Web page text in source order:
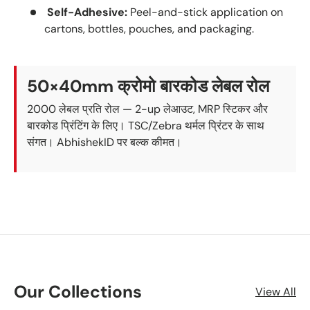
Self-Adhesive: Peel-and-stick application on
cartons, bottles, pouches, and packaging.
50×40mm क्रोमो बारकोड लेबल रोल
2000 लेबल प्रति रोल — 2-up लेआउट, MRP स्टिकर और
बारकोड प्रिंटिंग के लिए। TSC/Zebra थर्मल प्रिंटर के साथ
संगत। AbhishekID पर बल्क कीमत।
Our Collections View All